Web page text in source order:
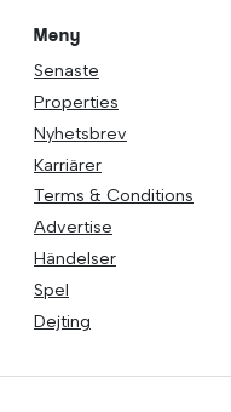
Meny
Senaste
Properties
Nyhetsbrev
Karriärer
Terms & Conditions
Advertise
Händelser
Spel
Dejting